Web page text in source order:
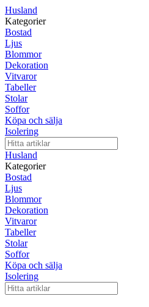
Husland
Kategorier
Bostad
Ljus
Blommor
Dekoration
Vitvaror
Tabeller
Stolar
Soffor
Köpa och sälja
Isolering
Husland
Kategorier
Bostad
Ljus
Blommor
Dekoration
Vitvaror
Tabeller
Stolar
Soffor
Köpa och sälja
Isolering